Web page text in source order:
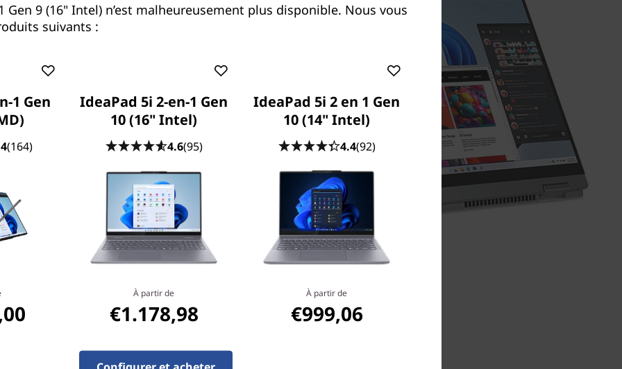
l'ordinateur portable
Intel® Core™ 7,
accélérer vos échéances
en train de construire
hobby ou d'exprimer
puissance nécessaires
d'une grande capacité de
et à tous vos
roulettes. Il offre en
les projets de groupe et
en toute
Gen 9 (16" Intel) n’est malheureusement plus disponible. Nous vous
suivants :
1 Gen
(164)
IdeaPad 5i 2-en-1 Gen
10 (16" Intel)
4.6(95)
À partir de
€1.178,98
IdeaPad 5i 2 en 1 Gen
10 (14" Intel)
4.4(92)
À partir de
€999,06